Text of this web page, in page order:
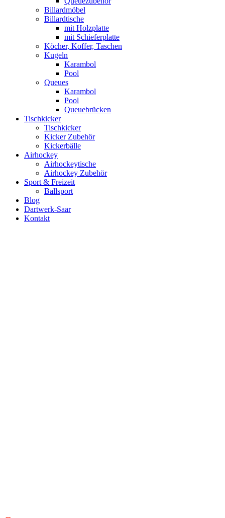
Billardmöbel
Billardtische
mit Holzplatte
mit Schieferplatte
Köcher, Koffer, Taschen
Kugeln
Karambol
Pool
Queues
Karambol
Pool
Queuebrücken
Tischkicker
Tischkicker
Kicker Zubehör
Kickerbälle
Airhockey
Airhockeytische
Airhockey Zubehör
Sport & Freizeit
Ballsport
Blog
Dartwerk-Saar
Kontakt